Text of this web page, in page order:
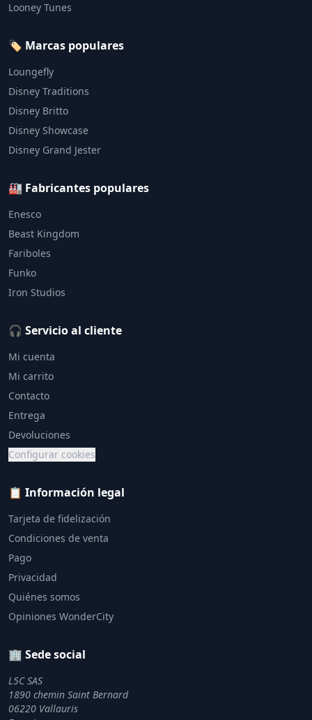
Looney Tunes
🏷️ Marcas populares
Loungefly
Disney Traditions
Disney Britto
Disney Showcase
Disney Grand Jester
🏭 Fabricantes populares
Enesco
Beast Kingdom
Fariboles
Funko
Iron Studios
🎧 Servicio al cliente
Mi cuenta
Mi carrito
Contacto
Entrega
Devoluciones
Configurar cookies
📋 Información legal
Tarjeta de fidelización
Condiciones de venta
Pago
Privacidad
Quiénes somos
Opiniones WonderCity
🏢 Sede social
L5C SAS
1890 chemin Saint Bernard
06220 Vallauris